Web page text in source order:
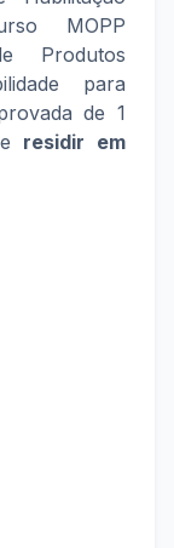
MOPP
Produtos
para
de 1
residir em